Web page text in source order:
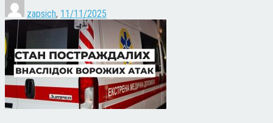
zapsich, 11/11/2025